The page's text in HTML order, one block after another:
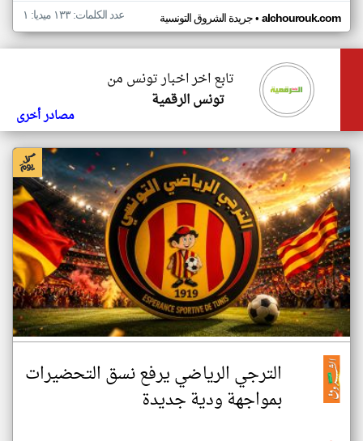
جريدة الشروق التونسية• alchourouk.com عدد الكلمات: ١٣٣ ميديا: ١
تابع اخر اخبار تونس من
تونس الرقمية
مصادر أخرى
الترجي الرياضي يرفع نسق التحضيرات
بمواجهة ودية جديدة